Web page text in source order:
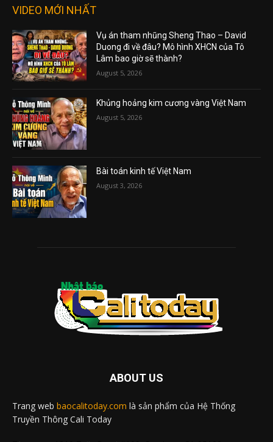
VIDEO MỚI NHẤT
Vụ án tham nhũng Sheng Thao – David
Duong đi về đâu? Mô hình XHCN của Tô
Lâm bao giờ sẽ thành?
August 5, 2026
Khủng hoảng kim cương vàng Việt Nam
August 5, 2026
Bài toán kinh tế Việt Nam
August 3, 2026
ABOUT US
Trang web baocalitoday.com là sản phẩm của Hệ Thống
Truyền Thông Cali Today